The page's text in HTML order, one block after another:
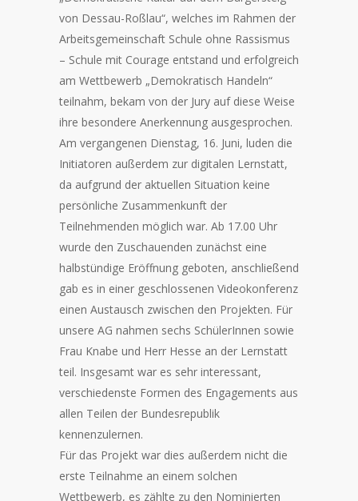
von Dessau-Roßlau“, welches im Rahmen der
Arbeitsgemeinschaft Schule ohne Rassismus
– Schule mit Courage entstand und erfolgreich
am Wettbewerb „Demokratisch Handeln“
teilnahm, bekam von der Jury auf diese Weise
ihre besondere Anerkennung ausgesprochen.
Am vergangenen Dienstag, 16. Juni, luden die
Initiatoren außerdem zur digitalen Lernstatt,
da aufgrund der aktuellen Situation keine
persönliche Zusammenkunft der
Teilnehmenden möglich war. Ab 17.00 Uhr
wurde den Zuschauenden zunächst eine
halbstündige Eröffnung geboten, anschließend
gab es in einer geschlossenen Videokonferenz
einen Austausch zwischen den Projekten. Für
unsere AG nahmen sechs SchülerInnen sowie
Frau Knabe und Herr Hesse an der Lernstatt
teil. Insgesamt war es sehr interessant,
verschiedenste Formen des Engagements aus
allen Teilen der Bundesrepublik
kennenzulernen.
Für das Projekt war dies außerdem nicht die
erste Teilnahme an einem solchen
Wettbewerb, es zählte zu den Nominierten